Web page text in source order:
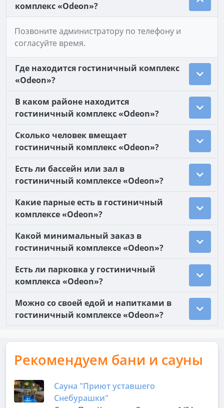
комплекс «Odeon»?
Позвоните администратору по телефону и
согласуйте время.
Где находится гостиничный комплекс
«Odeon»?
В каком районе находится
гостиничный комплекс «Odeon»?
Сколько человек вмещает
гостиничный комплекс «Odeon»?
Есть ли бассейн или зал в
гостиничный комплексе «Odeon»?
Какие парные есть в гостиничный
комплексе «Odeon»?
Какой минимальный заказ в
гостиничный комплексе «Odeon»?
Есть ли парковка у гостиничный
комплекса «Odeon»?
Можно со своей едой и напитками в
гостиничный комплексе «Odeon»?
Рекомендуем бани и сауны
Сауна "Приют уставшего
Снебурашки"